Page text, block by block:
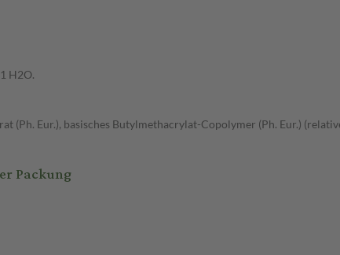
H2O.
Eur.), basisches Butylmethacrylat-Copolymer (Ph. Eur.)
Packung